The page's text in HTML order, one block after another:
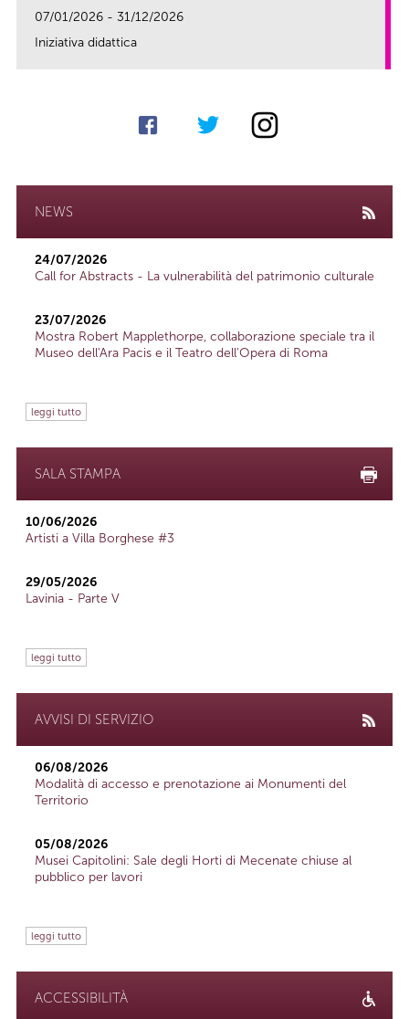
07/01/2026 - 31/12/2026
Iniziativa didattica
NEWS
24/07/2026
Call for Abstracts - La vulnerabilità del patrimonio culturale
23/07/2026
Mostra Robert Mapplethorpe, collaborazione speciale tra il
Museo dell'Ara Pacis e il Teatro dell'Opera di Roma
leggi tutto
SALA STAMPA
10/06/2026
Artisti a Villa Borghese #3
29/05/2026
Lavinia - Parte V
leggi tutto
AVVISI DI SERVIZIO
06/08/2026
Modalità di accesso e prenotazione ai Monumenti del
Territorio
05/08/2026
Musei Capitolini: Sale degli Horti di Mecenate chiuse al
pubblico per lavori
leggi tutto
ACCESSIBILITÀ